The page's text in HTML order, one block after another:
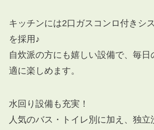
キッチンには2口ガスコンロ付きシ
を採用♪
自炊派の方にも嬉しい設備で、毎日
適に楽しめます。
水回り設備も充実！
人気のバス・トイレ別に加え、独立